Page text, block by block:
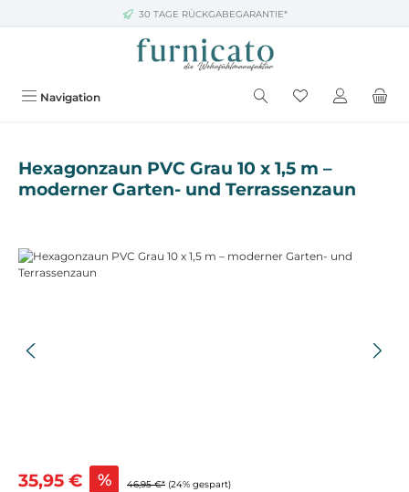
Zum Hauptinhalt springen30 TAGE RÜCKGABEGARANTIE*
Navigation
Hexagonzaun PVC Grau 10 x 1,5 m –
moderner Garten- und Terrassenzaun
Bildergalerie überspringen
Verkaufspreis:
35,95 € % 46,95 €* (24% gespart)